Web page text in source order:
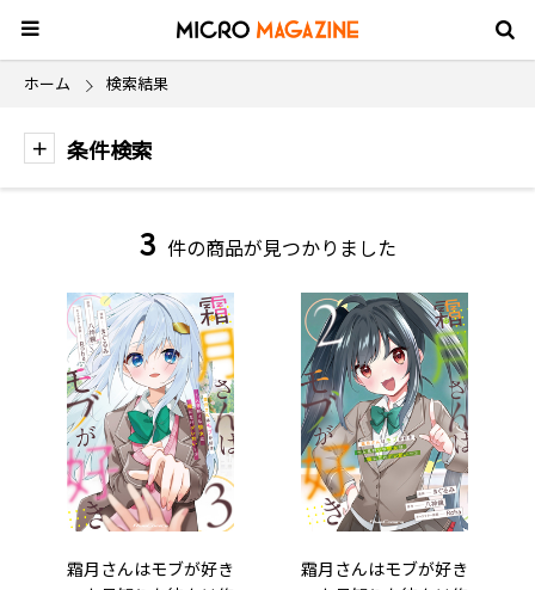
ホーム 検索結果
条件検索
3 件の商品が見つかりました
霜月さんはモブが好き
霜月さんはモブが好き